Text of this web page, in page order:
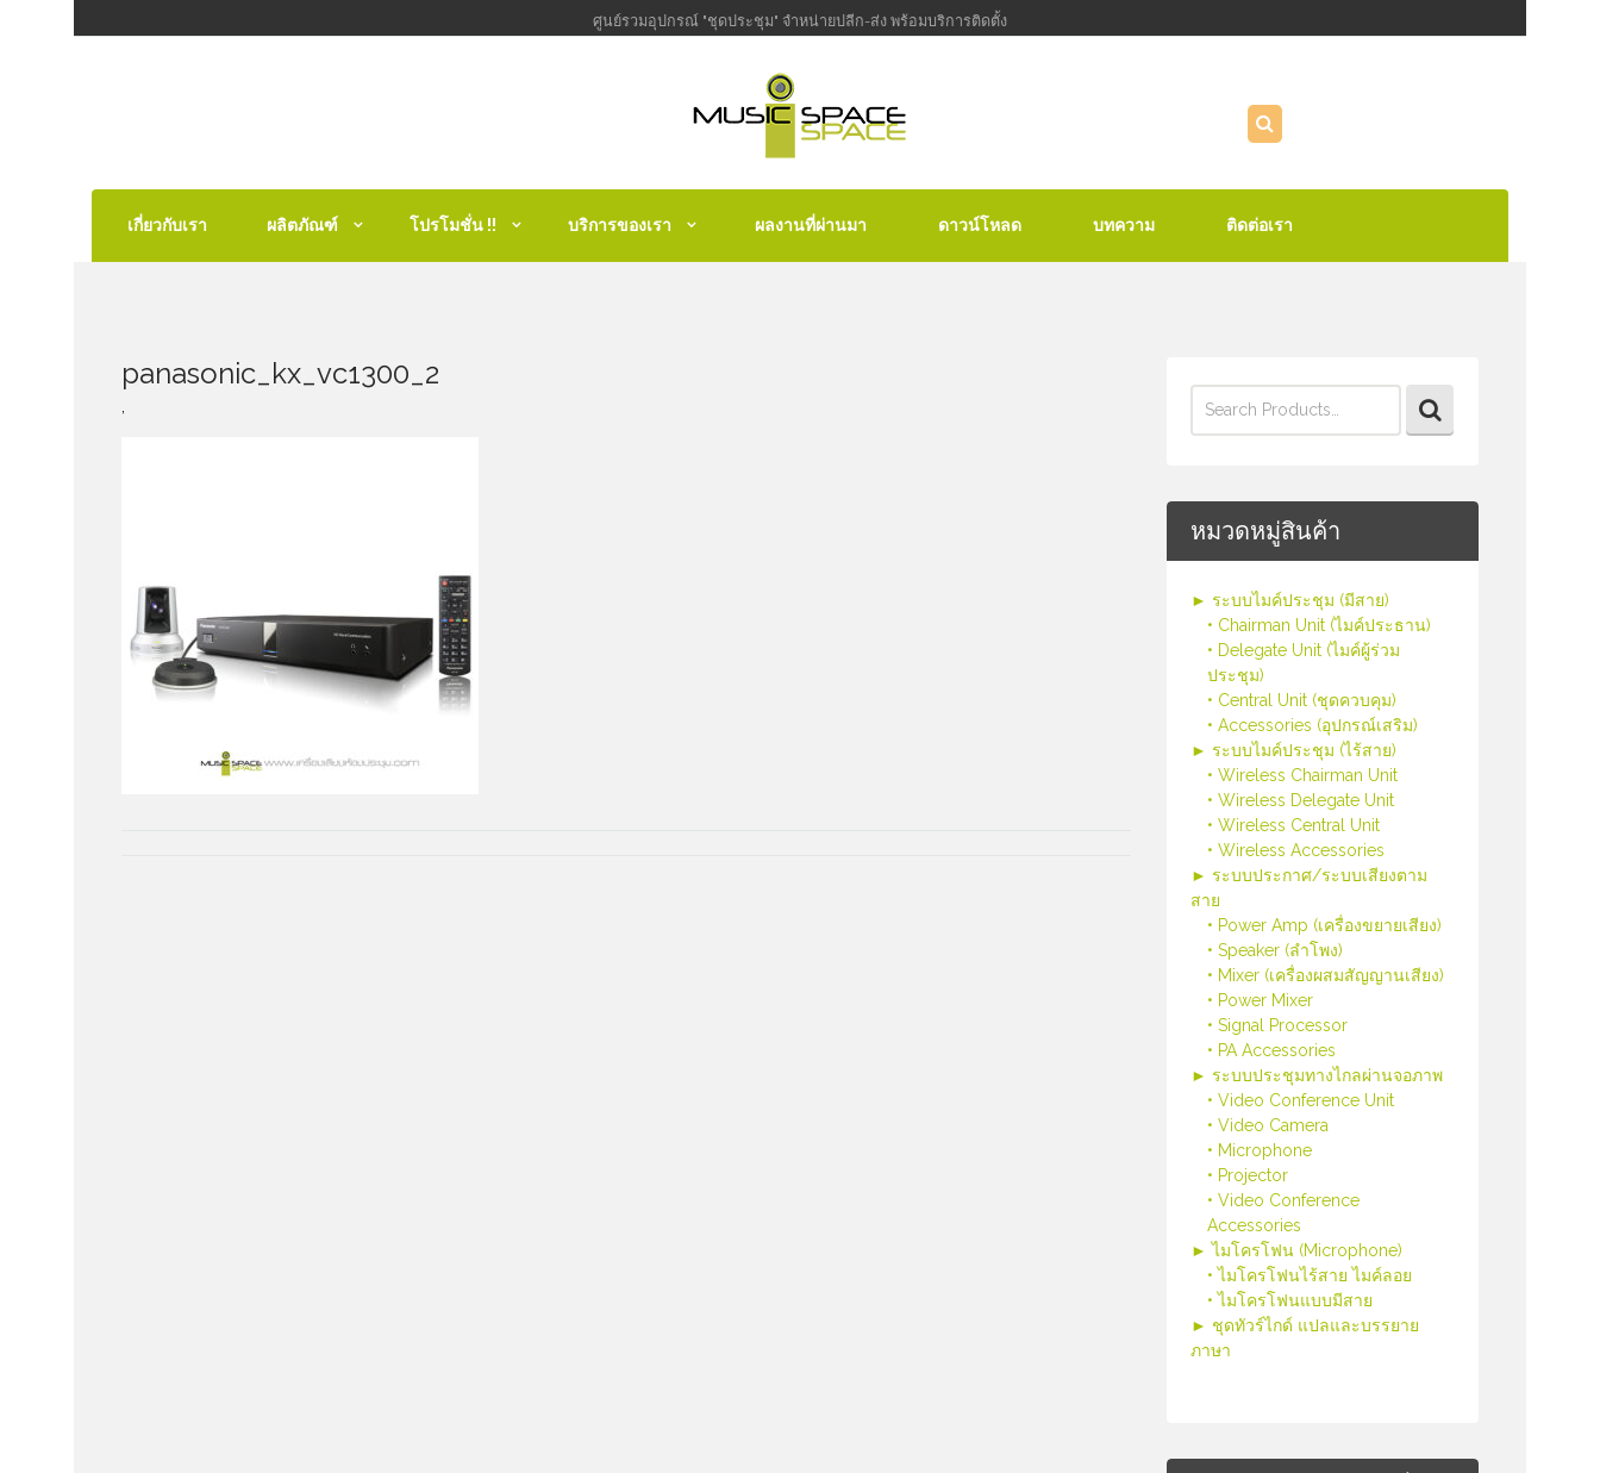
ศูนย์รวมอุปกรณ์ "ชุดประชุม" จำหน่ายปลีก-ส่ง พร้อมบริการติดตั้ง
เกี่ยวกับเรา ผลิตภัณฑ์ โปรโมชั่น !! บริการของเรา ผลงานที่ผ่านมา ดาวน์โหลด บทความ ติดต่อเรา
for:
หมวดหมู่สินค้า
► ระบบไมค์ประชุม (มีสาย)
• Chairman Unit (ไมค์ประธาน)
• Delegate Unit (ไมค์ผู้ร่วม
ประชุม)
• Central Unit (ชุดควบคุม)
• Accessories (อุปกรณ์เสริม)
► ระบบไมค์ประชุม (ไร้สาย)
• Wireless Chairman Unit
• Wireless Delegate Unit
• Wireless Central Unit
• Wireless Accessories
► ระบบประกาศ/ระบบเสียงตาม
สาย
• Power Amp (เครื่องขยายเสียง)
• Speaker (ลำโพง)
• Mixer (เครื่องผสมสัญญานเสียง)
• Power Mixer
• Signal Processor
• PA Accessories
► ระบบประชุมทางไกลผ่านจอภาพ
• Video Conference Unit
• Video Camera
• Microphone
• Projector
• Video Conference
Accessories
► ไมโครโฟน (Microphone)
• ไมโครโฟนไร้สาย ไมค์ลอย
• ไมโครโฟนแบบมีสาย
► ชุดทัวร์ไกด์ แปลและบรรยาย
ภาษา
panasonic_kx_vc1300_2